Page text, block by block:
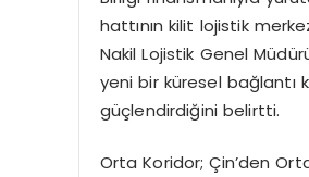
hattının kilit lojistik
Nakil Lojistik Genel
yeni bir küresel bağlantı
güçlendirdiğini belirtti.
Orta Koridor; Çin’den